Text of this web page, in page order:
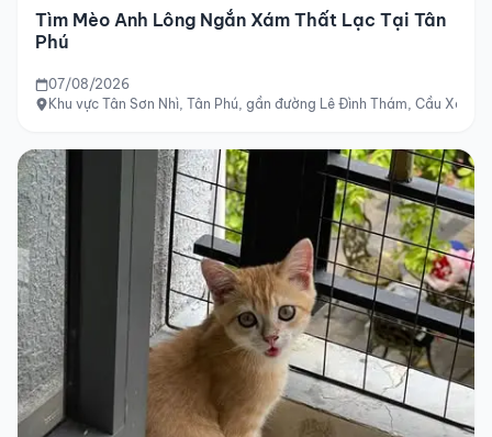
Tìm Mèo Anh Lông Ngắn Xám Thất Lạc Tại Tân
Phú
07/08/2026
Khu vực Tân Sơn Nhì, Tân Phú, gần đường Lê Đình Thám, Cầu Xéo